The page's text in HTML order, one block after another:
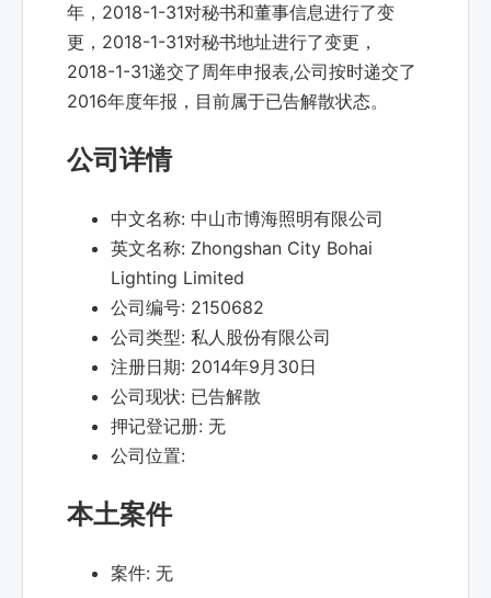
年，2018-1-31对秘书和董事信息进行了变
更，2018-1-31对秘书地址进行了变更，
2018-1-31递交了周年申报表,公司按时递交了
2016年度年报，目前属于已告解散状态。
公司详情
中文名称: 中山市博海照明有限公司
英文名称: Zhongshan City Bohai
Lighting Limited
公司编号: 2150682
公司类型: 私人股份有限公司
注册日期: 2014年9月30日
公司现状: 已告解散
押记登记册: 无
公司位置:
本土案件
案件: 无